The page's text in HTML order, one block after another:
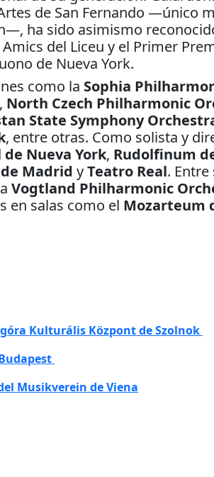
de San Fernando —único
ha sido asimismo
del Liceu y el Primer
de Nueva York.
como la Sophia
, North Czech Philharmonic
State Symphony
, entre otras. Como solista y
Nueva York, Rudolfinum
Madrid yTeatro Real.
Vogtland Philharmonic
en salas como el Mozarteum
Kulturális Központ de Szolnok
Musikverein de Viena